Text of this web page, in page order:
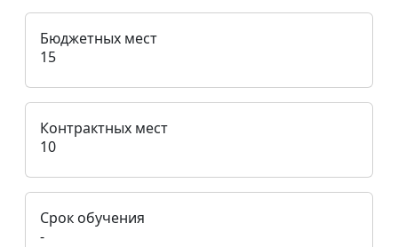
Бюджетных мест
15
Контрактных мест
10
Срок обучения
-